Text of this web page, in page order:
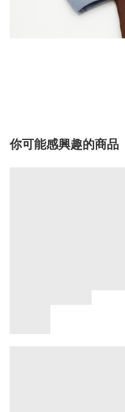
你可能感興趣的商品